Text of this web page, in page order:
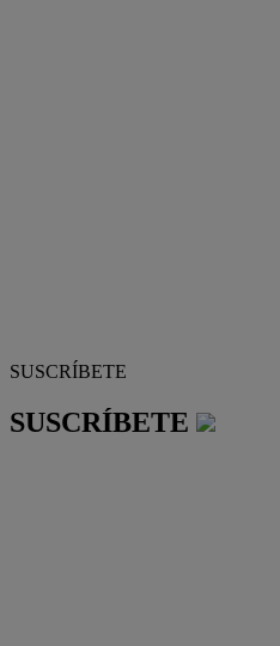
SUSCRÍBETE
SUSCRÍBETE